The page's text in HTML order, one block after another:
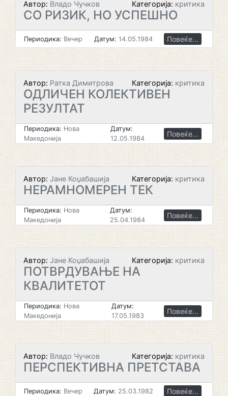
Автор: Владо Чучков Категорија: критика
СО РИЗИК, НО УСПЕШНО
Периодика: Вечер Датум: 14.05.1984 Повеќе...
Автор: Ратка Димитрова Категорија: критика
ОДЛИЧЕН КОЛЕКТИВЕН
РЕЗУЛТАТ
Периодика: Нова
Македонија
Датум:
12.05.1984
Повеќе...
Автор: Јане Коџабашија Категорија: критика
НЕРАМНОМЕРЕН ТЕК
Периодика: Нова
Македонија
Датум:
25.04.1984
Повеќе...
Автор: Јане Коџабашија Категорија: критика
ПОТВРДУВАЊЕ НА
КВАЛИТЕТОТ
Периодика: Нова
Македонија
Датум:
17.05.1983
Повеќе...
Автор: Владо Чучков Категорија: критика
ПЕРСПЕКТИВНА ПРЕТСТАВА
Периодика: Вечер Датум: 25.03.1982 Повеќе...